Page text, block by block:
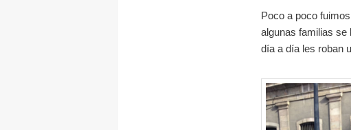
Poco a poco
algunas familias se
día a día les roban